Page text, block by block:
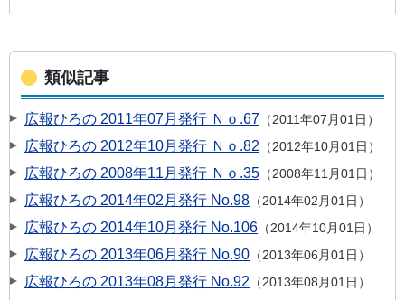
類似記事
広報ひろの 2011年07月発行 Ｎｏ.67 2011年07月01日
広報ひろの 2012年10月発行 Ｎｏ.82 2012年10月01日
広報ひろの 2008年11月発行 Ｎｏ.35 2008年11月01日
広報ひろの 2014年02月発行 No.98 2014年02月01日
広報ひろの 2014年10月発行 No.106 2014年10月01日
広報ひろの 2013年06月発行 No.90 2013年06月01日
広報ひろの 2013年08月発行 No.92 2013年08月01日